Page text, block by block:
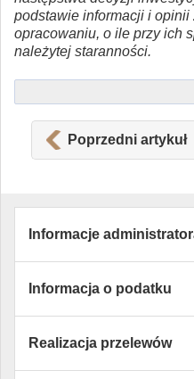
podstawie informacji i
opracowaniu, o ile przy ich
należytej staranności.
Poprzedni artykuł
Informacje
Informacja o podatku
Realizacja przelewów